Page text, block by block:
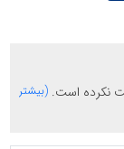
نکرده است. (بیشتر